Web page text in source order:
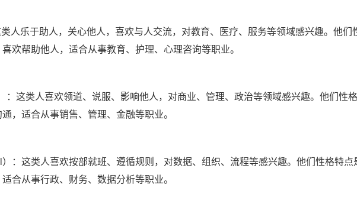
人乐于助人，关心他人，喜欢与人交流，对教育、医疗、服务等领域感兴趣。他们
欢帮助他人，适合从事教育、护理、心理咨询等职业。
：这类人喜欢领道、说服、影响他人，对商业、管理、政治等领域感兴趣。他们性
，适合从事销售、管理、金融等职业。
：这类人喜欢按部就班、遵循规则，对数据、组织、流程等感兴趣。他们性格特点
合从事行政、财务、数据分析等职业。